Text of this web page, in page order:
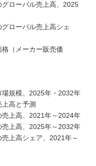
ローバル売上高、2025
ローバル売上高シェ
格（メーカー販売価
場規模、2025年・2032年
高と予測
上高、2021年～2024年
上高、2025年～2032年
上高シェア、2021年～